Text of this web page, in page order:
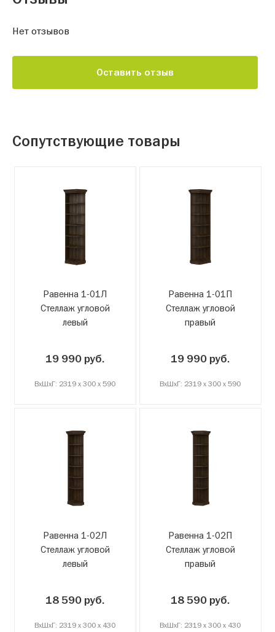
Нет отзывов
Оставить отзыв
Сопутствующие товары
Равенна 1-01Л
Стеллаж угловой
левый
19 990 руб.
ВxШxГ: 2319 x 300 x 590
Равенна 1-01П
Стеллаж угловой
правый
19 990 руб.
ВxШxГ: 2319 x 300 x 590
Равенна 1-02Л
Стеллаж угловой
левый
18 590 руб.
ВxШxГ: 2319 x 300 x 430
Равенна 1-02П
Стеллаж угловой
правый
18 590 руб.
ВxШxГ: 2319 x 300 x 430